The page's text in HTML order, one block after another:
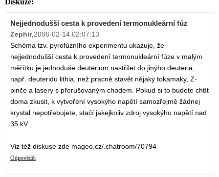
Diskuze:
Nejjednodušší cesta k provedení termonukleární fúz
Zephir,2006-02-14 02:07:13
Schéma tzv. pyrofúzního experimentu ukazuje, že
nejjednodušší cesta k provedení termonukleární fúze v malým
měřítku je jednoduše deuterium nastřílet do jinýho deuteria,
např. deuteridu lithia, než pracně stavět nějaký tokamaky, Z-
pinče a lasery s přerušovaným chodem. Pokud si to budete chtít
doma zkusit, k vytvoření vysokýho napětí samozřejmě žádnej
krystal nepotřebujete, stačí jakejkoliv zdroj vysokýho napětí nad
35 kV.
Viz též diskuse zde mageo.cz/.chatroom/70794
Odpovědět